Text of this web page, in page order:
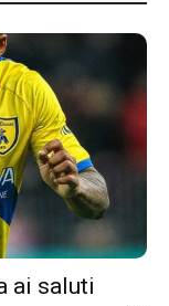
ai saluti